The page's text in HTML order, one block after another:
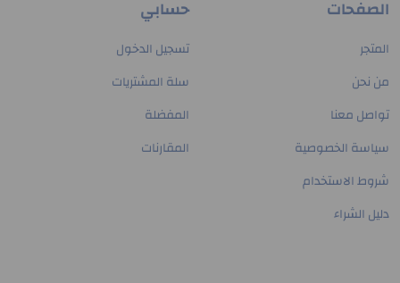
الصفحات
المتجر
من نحن
تواصل معنا
سياسة الخصوصية
شروط الاستخدام
دليل الشراء
حسابي
تسجيل الدخول
سلة المشتريات
المفضلة
المقارنات